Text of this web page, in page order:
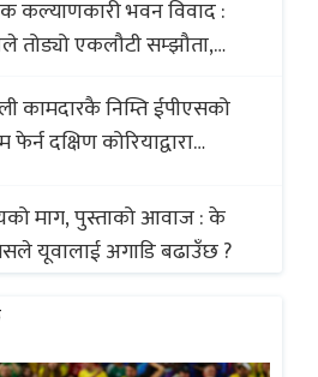
कल्याणकारी भवन विवाद :
तोड्यो एकलौटी सम्झौता,
कामदारकै निम्ति ईपीएसको
फेर्न दक्षिण कोरियाद्वारा
माग, पुस्ताको आवाज : के
यूवालाई अगाडि बढाउँछ ?